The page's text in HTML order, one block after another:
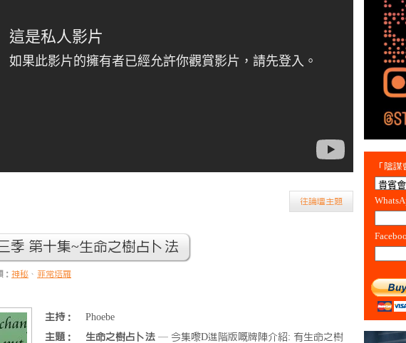
往論壇主題
季 第十集~生命之樹占卜法
神秘 、 菲常塔羅
主持：
Phoebe
主題：
生命之樹占卜法 — 今集嚟D進階版嘅牌陣介紹: 有生命之樹
「陰